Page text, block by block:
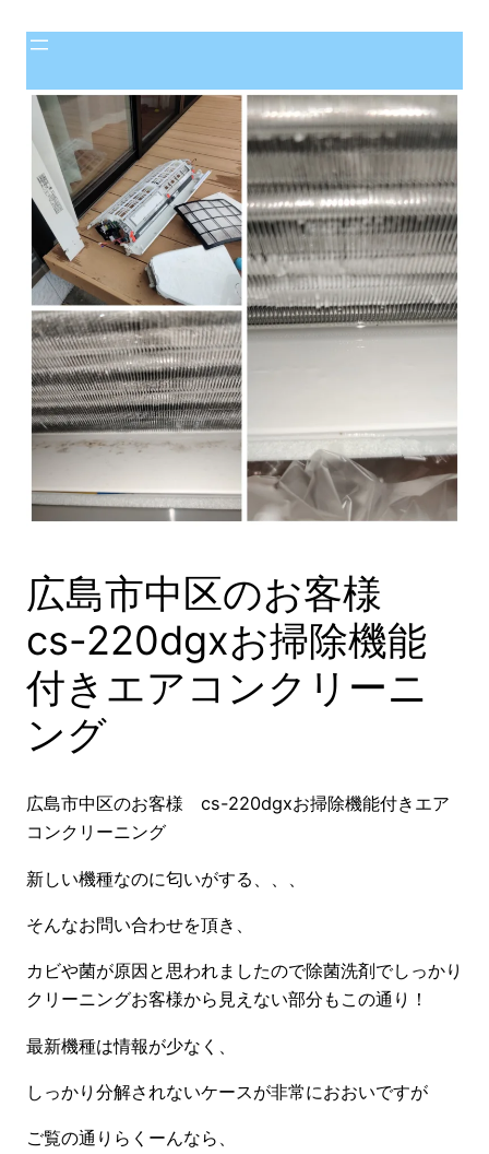
広島市中区のお客様
cs-220dgxお掃除機能
付きエアコンクリーニ
ング
広島市中区のお客様 cs-220dgxお掃除機能付きエア
コンクリーニング
新しい機種なのに匂いがする、、、
そんなお問い合わせを頂き、
カビや菌が原因と思われましたので除菌洗剤でしっかり
クリーニングお客様から見えない部分もこの通り！
最新機種は情報が少なく、
しっかり分解されないケースが非常におおいですが
ご覧の通りらくーんなら、